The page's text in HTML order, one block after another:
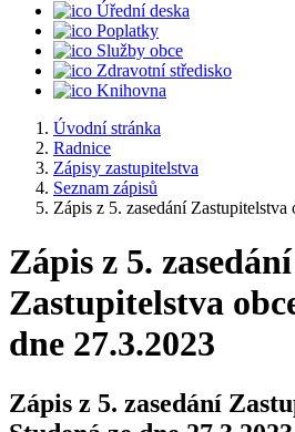
Úřední deska
Poplatky
Služby obce
Zdravotní středisko
Knihovna
Úvodní stránka
Radnice
Zápisy zastupitelstva
Seznam zápisů
Zápis z 5. zasedání Zastupitelstva
Zápis z 5. zasedání
Zastupitelstva
dne 27.3.2023
Zápis z 5. zasedání